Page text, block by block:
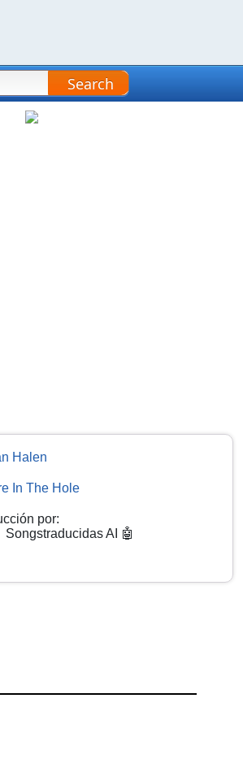
Search
Halen
In The Hole
por:
Songstraducidas AI 🤖